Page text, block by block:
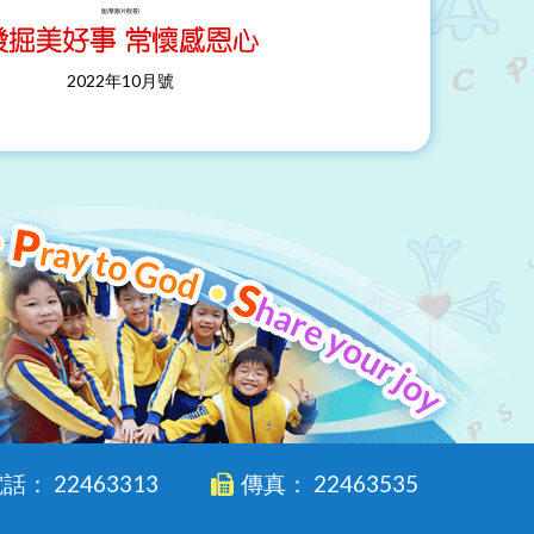
(點擊圖片觀看)
2022年10月號
： 22463313 傳真： 22463535